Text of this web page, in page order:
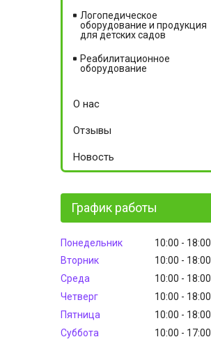
Логопедическое
оборудование и продукция
для детских садов
Реабилитационное
оборудование
О нас
Отзывы
Новость
График работы
Понедельник 10:00
18:00
Вторник
10:00
18:00
Среда
10:00
18:00
Четверг
10:00
18:00
Пятница
10:00
18:00
Суббота
10:00
17:00